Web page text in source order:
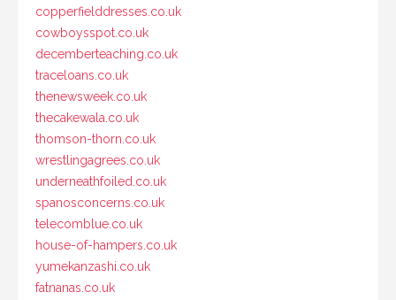
copperfielddresses.co.uk
cowboysspot.co.uk
decemberteaching.co.uk
traceloans.co.uk
thenewsweek.co.uk
thecakewala.co.uk
thomson-thorn.co.uk
wrestlingagrees.co.uk
underneathfoiled.co.uk
spanosconcerns.co.uk
telecomblue.co.uk
house-of-hampers.co.uk
yumekanzashi.co.uk
fatnanas.co.uk